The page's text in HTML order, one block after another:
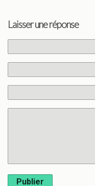
Laisser une réponse
Publier